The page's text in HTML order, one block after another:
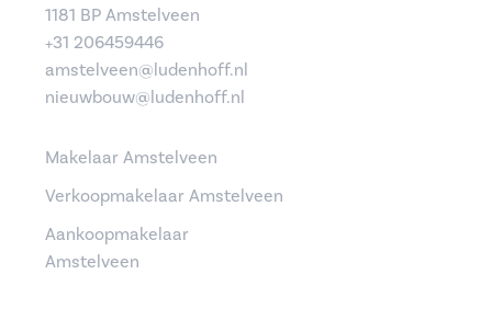
1181 BP Amstelveen
+31 206459446
amstelveen@ludenhoff.nl
nieuwbouw@ludenhoff.nl
Makelaar Amstelveen
Verkoopmakelaar Amstelveen
Aankoopmakelaar
Amstelveen